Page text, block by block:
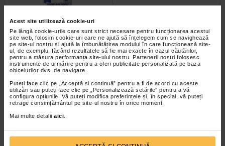
Acest site utilizează cookie-uri
Pe lângă cookie-urile care sunt strict necesare pentru funcționarea acestui
site web, folosim cookie-uri care ne ajută să înțelegem cum se navighează
pe site-ul nostru și ajută la îmbunătățirea modului în care funcționează site-
ul, de exemplu, făcând rezultatele să fie mai exacte în cazul căutărilor,
pentru a măsura performanța site-ului nostru. Partenerii noștri folosesc
instrumente de urmărire pentru a oferi publicitate personalizată pe baza
obiceiurilor dvs. de navigare.
Puteți face clic pe „Acceptă si continuă” pentru a fi de acord cu aceste
utilizări sau puteți face clic pe „Personalizează setările” pentru a vă
configura opțiunile. Vă puteți modifica preferințele și, în special, vă puteți
retrage consimțământul pe site-ul nostru în orice moment.
Mai multe detalii aici
Hygienium servetele umede
antibacteriene, 24 bucati
Servetele umede antibacteriene de
buzunar Hygienium (24 bucati) -
sunt concepute pentru a curata…
Hygienium servetele umede
incontinenta, 72 bucati
Servetelele pentru incontinenta
sunt realizate dintr-un material
moale si sunt imbibate intr-o…